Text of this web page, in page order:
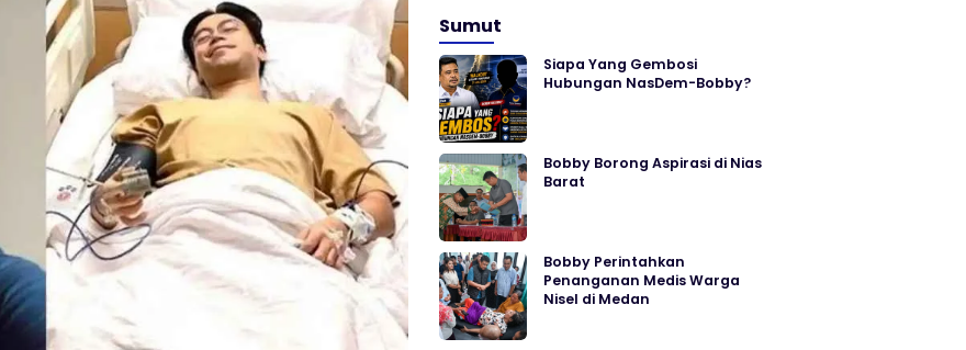
Sumut
Siapa Yang Gembosi
Hubungan NasDem-Bobby?
Bobby Borong Aspirasi di Nias
Barat
Bobby Perintahkan
Penanganan Medis Warga
Nisel di Medan